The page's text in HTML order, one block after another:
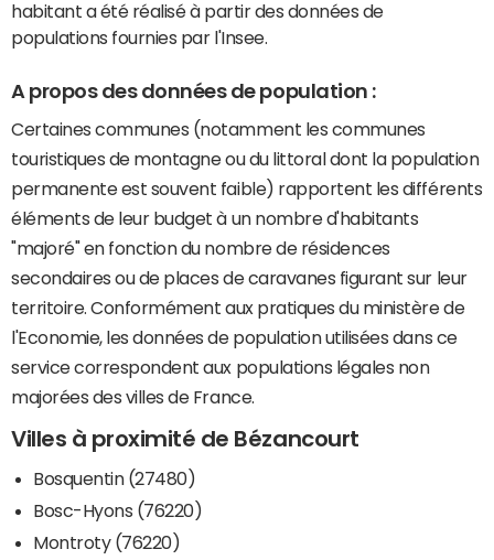
habitant a été réalisé à partir des données de
populations fournies par l'Insee.
A propos des données de population :
Certaines communes (notamment les communes
touristiques de montagne ou du littoral dont la population
permanente est souvent faible) rapportent les différents
éléments de leur budget à un nombre d'habitants
"majoré" en fonction du nombre de résidences
secondaires ou de places de caravanes figurant sur leur
territoire. Conformément aux pratiques du ministère de
l'Economie, les données de population utilisées dans ce
service correspondent aux populations légales non
majorées des villes de France.
Villes à proximité de Bézancourt
Bosquentin (27480)
Bosc-Hyons (76220)
Montroty (76220)